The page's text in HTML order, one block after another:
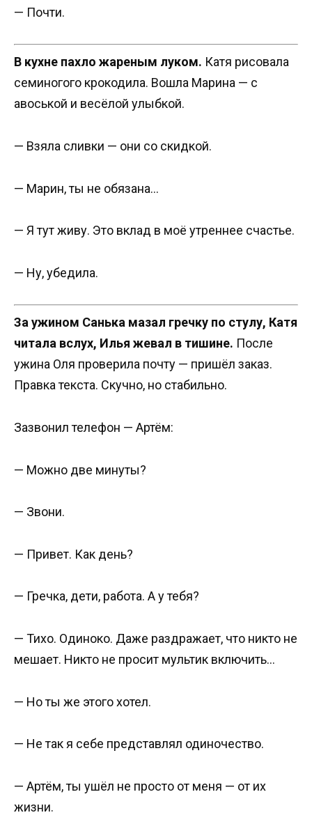
— Почти.
В кухне пахло жареным луком. Катя рисовала
семиногого крокодила. Вошла Марина — с
авоськой и весёлой улыбкой.
— Взяла сливки — они со скидкой.
— Марин, ты не обязана…
— Я тут живу. Это вклад в моё утреннее счастье.
— Ну, убедила.
За ужином Санька мазал гречку по стулу, Катя
читала вслух, Илья жевал в тишине. После
ужина Оля проверила почту — пришёл заказ.
Правка текста. Скучно, но стабильно.
Зазвонил телефон — Артём:
— Можно две минуты?
— Звони.
— Привет. Как день?
— Гречка, дети, работа. А у тебя?
— Тихо. Одиноко. Даже раздражает, что никто не
мешает. Никто не просит мультик включить…
— Но ты же этого хотел.
— Не так я себе представлял одиночество.
— Артём, ты ушёл не просто от меня — от их
жизни.